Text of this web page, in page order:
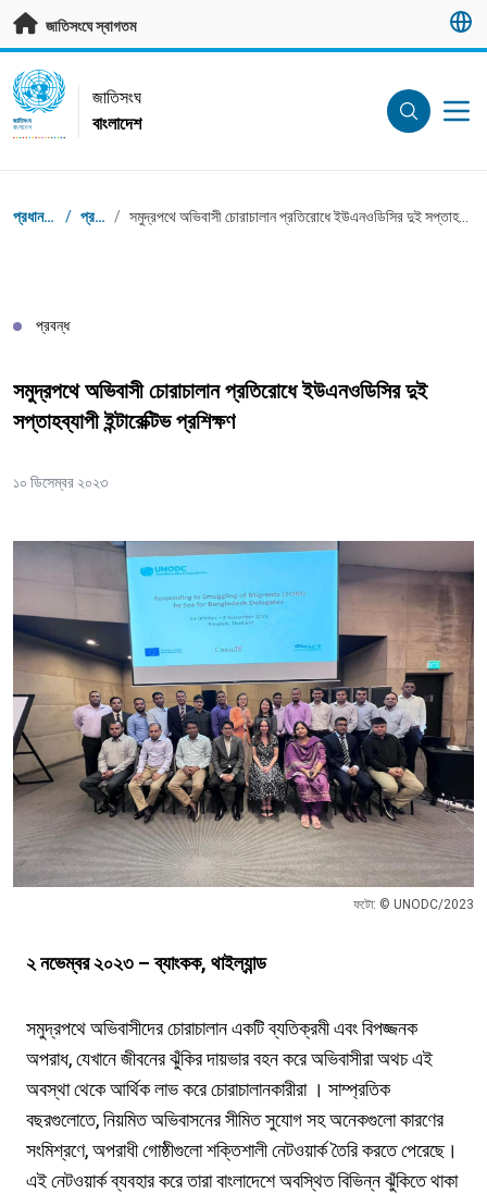
মূল প্রবন্ধে যান
জাতিসংঘে স্বাগতম
UN Logo
জাতিসংঘ
বাংলাদেশ
জাতিসংঘ
বাংলাদেশ
ব্রেডক্রাম্ব
প্রধান পাতা / প্রবন্ধ / সমুদ্রপথে অভিবাসী চোরাচালান প্রতিরোধে ইউএনওডিসির দুই সপ্তাহব্যাপী ইন্টারেক্টিভ প্রশিক্ষণ
প্রবন্ধ
সমুদ্রপথে অভিবাসী চোরাচালান প্রতিরোধে ইউএনওডিসির দুই
সপ্তাহব্যাপী ইন্টারেক্টিভ প্রশিক্ষণ
১০ ডিসেম্বর ২০২৩
ফটো: © UNODC/2023
২ নভেম্বর ২০২৩ – ব্যাংকক, থাইল্যান্ড
সমুদ্রপথে অভিবাসীদের চোরাচালান একটি ব্যতিক্রমী এবং বিপজ্জনক
অপরাধ, যেখানে জীবনের ঝুঁকির দায়ভার বহন করে অভিবাসীরা অথচ এই
অবস্থা থেকে আর্থিক লাভ করে চোরাচালানকারীরা । সাম্প্রতিক
বছরগুলোতে, নিয়মিত অভিবাসনের সীমিত সুযোগ সহ অনেকগুলো কারণের
সংমিশ্রণে, অপরাধী গোষ্ঠীগুলো শক্তিশালী নেটওয়ার্ক তৈরি করতে পেরেছে।
এই নেটওয়ার্ক ব্যবহার করে তারা বাংলাদেশে অবস্থিত বিভিন্ন ঝুঁকিতে থাকা